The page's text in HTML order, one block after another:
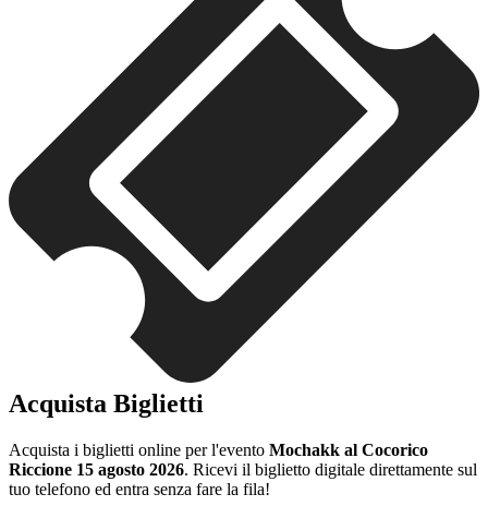
Acquista Biglietti
Acquista i biglietti online per l'evento Mochakk al Cocorico
Riccione 15 agosto 2026. Ricevi il biglietto digitale direttamente sul
tuo telefono ed entra senza fare la fila!